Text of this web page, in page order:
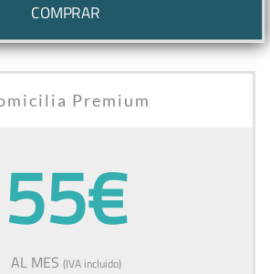
COMPRAR
Premium
55€
AL MES (IVA incluido)